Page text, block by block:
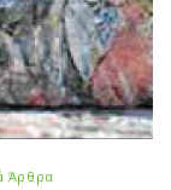
Άρθρα